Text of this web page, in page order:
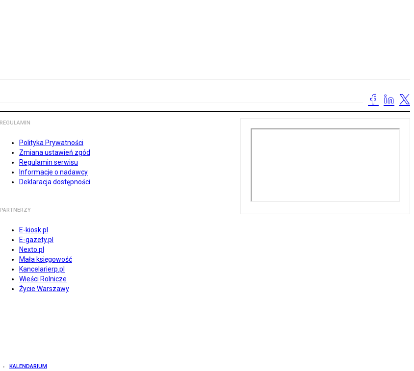
REGULAMIN
Polityka Prywatności
Zmiana ustawień zgód
Regulamin serwisu
Informacje o nadawcy
Deklaracja dostępności
PARTNERZY
E-kiosk.pl
E-gazety.pl
Nexto.pl
Mała księgowość
Kancelarierp.pl
Wieści Rolnicze
Życie Warszawy
KALENDARIUM